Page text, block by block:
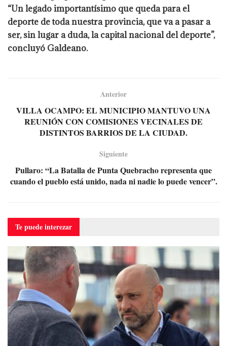
“Un legado importantísimo que queda para el
deporte de toda nuestra provincia, que va a pasar a
ser, sin lugar a duda, la capital nacional del deporte”,
concluyó Galdeano.
Anterior
VILLA OCAMPO: EL MUNICIPIO MANTUVO UNA
REUNIÓN CON COMISIONES VECINALES DE
DISTINTOS BARRIOS DE LA CIUDAD.
Siguiente
Pullaro: “La Batalla de Punta Quebracho representa que
cuando el pueblo está unido, nada ni nadie lo puede vencer”.
Te puedeinterezar